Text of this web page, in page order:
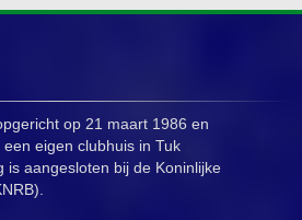
op 21 maart 1986 en
eigen clubhuis in Tuk
is aangesloten bij de Koninlijke